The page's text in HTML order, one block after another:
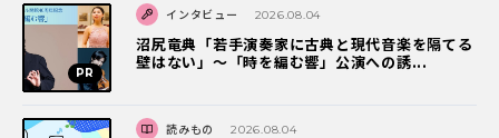
インタビュー 2026.08.04
沼尻竜典「若手演奏家に古典と現代音楽を隔てる
壁はない」～「時を編む響」公演への誘...
読みもの 2026.08.04